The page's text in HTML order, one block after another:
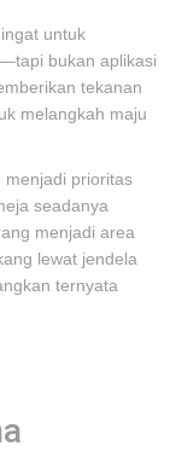
untuk
bukan aplikasi
tekanan
melangkah maju
menjadi prioritas
seadanya
menjadi area
lewat jendela
ternyata